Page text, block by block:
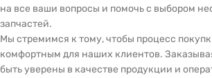
на все ваши вопросы и помочь с выбором
запчастей.
Мы стремимся к тому, чтобы процесс
комфортным для наших клиентов.
быть уверены в качестве продукции и